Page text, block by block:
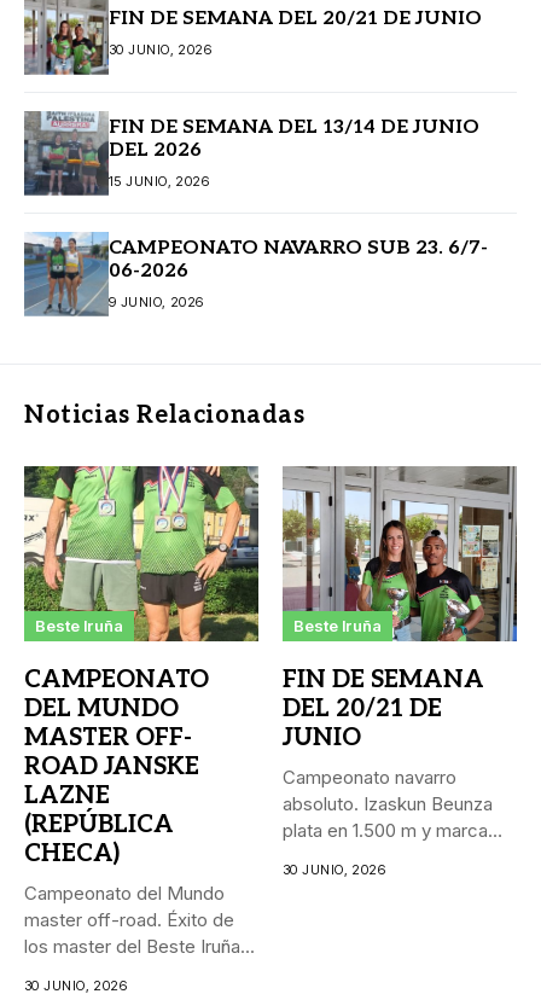
FIN DE SEMANA DEL 20/21 DE JUNIO
30 JUNIO, 2026
FIN DE SEMANA DEL 13/14 DE JUNIO
DEL 2026
15 JUNIO, 2026
CAMPEONATO NAVARRO SUB 23. 6/7-
06-2026
9 JUNIO, 2026
Noticias Relacionadas
Beste Iruña
CAMPEONATO
DEL MUNDO
MASTER OFF-
ROAD JANSKE
LAZNE
(REPÚBLICA
CHECA)
Campeonato del Mundo
master off-road. Éxito de
los master del Beste Iruña...
30 JUNIO, 2026
Beste Iruña
FIN DE SEMANA
DEL 20/21 DE
JUNIO
Campeonato navarro
absoluto. Izaskun Beunza
plata en 1.500 m y marca
30 JUNIO, 2026